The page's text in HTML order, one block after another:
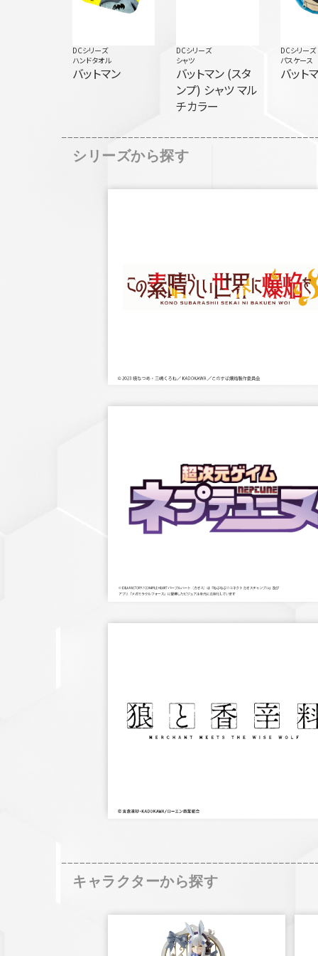
DCシリーズ
ハンドタオル
バットマン
DCシリーズ
シャツ
バットマン (スタ
ンプ) シャツ マル
チカラー
DCシリーズ
パスケース
バット
シリーズから探す
キャラクターから探す